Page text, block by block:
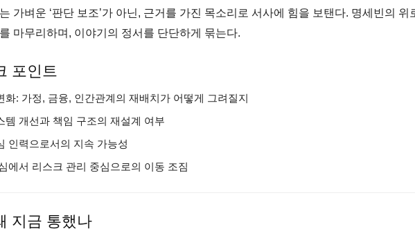
가벼운 ‘판단 보조’가 아닌, 근거를 가진 목소리로 서사에 힘을 보탠다. 명세빈의 위
마무리하며, 이야기의 정서를 단단하게 묶는다.
포인트
화: 가정, 금융, 인간관계의 재배치가 어떻게 그려질지
템 개선과 책임 구조의 재설계 여부
인력으로서의 지속 가능성
에서 리스크 관리 중심으로의 이동 조짐
지금 통했나